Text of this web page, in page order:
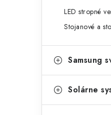
LED stropné
Stojanové a
Samsung
Solárne